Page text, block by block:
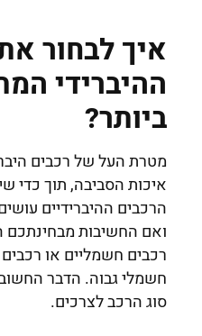
איך לבחור
ההיברידי
ביותר?
מטרת העל של רכבים
איכות הסביבה, תוך כדי
הרכבים ההיברידיים
ואם החשיבות מבחינתכם
רכבים חשמליים או
חשמלי גבוה. הדבר
סוג הרכב לצרכים.